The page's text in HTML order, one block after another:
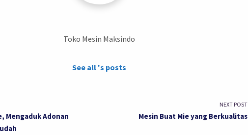
Toko Mesin Maksindo
See all 's posts
Mengaduk Adonan
NEXT POST
Mesin Buat Mie yang Berkualitas